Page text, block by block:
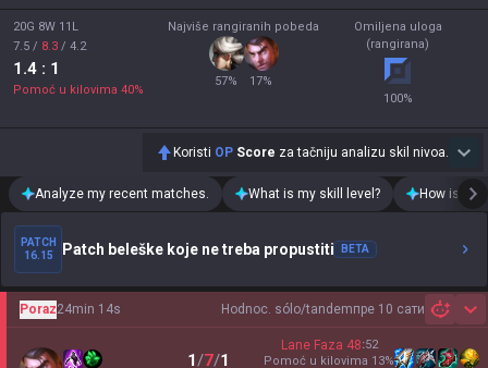
20G 8W 11L
7.5 / 8.3 / 4.2
1.4 : 1
Pomoć u kilovima 40%
Najviše rangiranih pobeda
57% 17%
Omiljena uloga
(rangirana)
100%
Koristi OP Score za tačniju analizu skil nivoa.
Analyze my recent matches. What is my skill level? How is my
PATCH
16.15
Patch beleške koje ne treba propustiti BETA
Hodnoc. sólo/tandemпре 10 сати
Poraz24min 14s
1/7/1
Lane Faza 48:52
Pomoć u kilovima 13%